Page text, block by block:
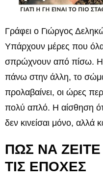
Γράφει ο Γιώργος
Υπάρχουν μέρες που
σπρώχνουν από πίσω. Η
πάνω στην άλλη, το
προλαβαίνει, οι ώρες
πολύ απλό. Η αίσθηση
δεν κινείσαι μόνο, αλλά
ΠΩΣ ΝΑ
ΤΙΣ ΕΠΟΧΕΣ